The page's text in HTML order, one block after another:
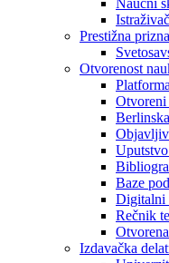
Naučni
Prestižna
Otvorenost
Otvoreni
Baze
Digitalni
Rečnik
Izdavačka